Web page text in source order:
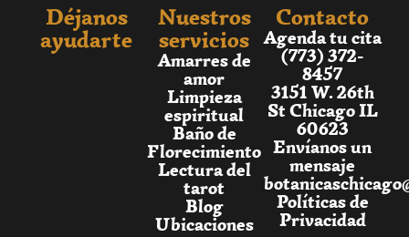
Déjanos
ayudarte
Nuestros
servicios
Amarres de
amor
Limpieza
espiritual
Baño de
Florecimiento
Lectura del
tarot
Blog
Ubicaciones
Contacto
Agenda tu cita
(773) 372-
8457
3151 W. 26th
St Chicago IL
60623
Envíanos un
mensaje
Políticas de
Privacidad